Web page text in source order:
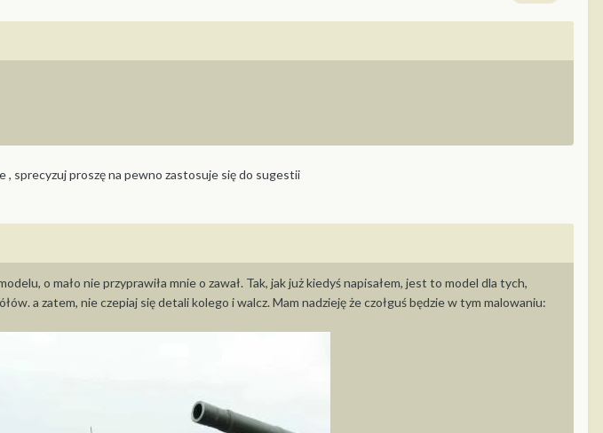
, sprecyzuj proszę na pewno zastosuje się do sugestii
o mało nie przyprawiła mnie o zawał. Tak, jak już kiedyś napisałem, jest to model dla tych,
a zatem, nie czepiaj się detali kolego i walcz. Mam nadzieję że czołguś będzie w tym malowaniu: